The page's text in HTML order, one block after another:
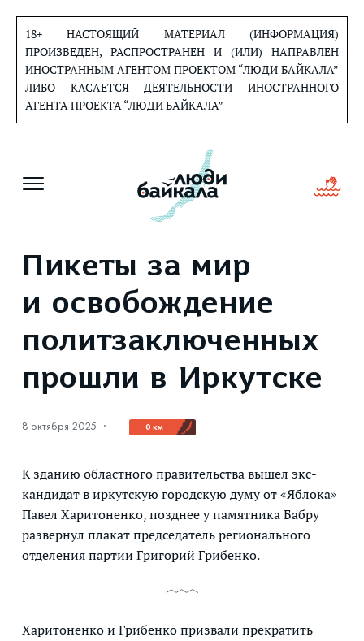
содержанию
18+ НАСТОЯЩИЙ МАТЕРИАЛ (ИНФОРМАЦИЯ)
ПРОИЗВЕДЕН, РАСПРОСТРАНЕН И (ИЛИ) НАПРАВЛЕН
ИНОСТРАННЫМ АГЕНТОМ ПРОЕКТОМ “ЛЮДИ БАЙКАЛА”
ЛИБО КАСАЕТСЯ ДЕЯТЕЛЬНОСТИ ИНОСТРАННОГО
АГЕНТА ПРОЕКТА “ЛЮДИ БАЙКАЛА”
Пикеты за мир
и освобождение
политзаключенных
прошли в Иркутске
8 октября 2025 · 0 км
К зданию областного правительства вышел экс-
кандидат в иркутскую городскую думу от «Яблока»
Павел Харитоненко, позднее у памятника Бабру
развернул плакат председатель регионального
отделения партии Григорий Грибенко.
Харитоненко и Грибенко призвали прекратить